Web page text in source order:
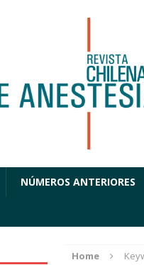
NÚMEROS ANTERIORES
Home